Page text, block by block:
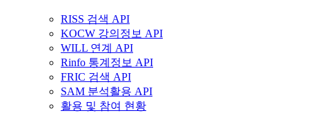
RISS 검색 API
KOCW 강의정보 API
WILL 연계 API
Rinfo 통계정보 API
FRIC 검색 API
SAM 분석활용 API
활용 및 참여 현황